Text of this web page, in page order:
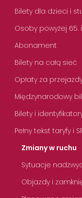
Bilety dla dzieci i
Osoby powyżej
Abonament
Bilety na całą sieć
Opłaty za
Międzynarodowy
Bilety i
Pełny tekst taryfy i
Zmiany w ruchu
Sytuacje
Objazdy i